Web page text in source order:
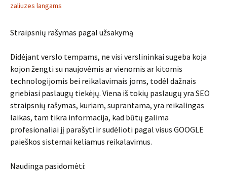
zaliuzes langams
Straipsnių rašymas pagal užsakymą
Didėjant verslo tempams, ne visi verslininkai sugeba koja
kojon žengti su naujovėmis ar vienomis ar kitomis
technologijomis bei reikalavimais joms, todėl dažnais
griebiasi paslaugų tiekėjų. Viena iš tokių paslaugų yra SEO
straipsnių rašymas, kuriam, suprantama, yra reikalingas
laikas, tam tikra informacija, kad būtų galima
profesionaliai jį parašyti ir sudėlioti pagal visus GOOGLE
paieškos sistemai keliamus reikalavimus.
Naudinga pasidomėti: